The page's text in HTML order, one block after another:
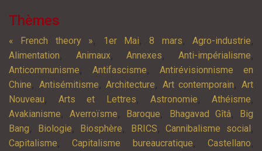
Thèmes
« French theory », 1er Mai,8 mars, Agro-industrie,
Alimentation, Animaux,Annexes,Anti-impérialisme,
Anticommunisme, Antifascisme, Antirévisionnisme en
Chine, Antisémitisme,Architecture, Art contemporain,Art
Nouveau,Arts et Lettres, Astronomie,Athéisme,
Avakianisme,Averroïsme, Baroque, Bhagavad Gîtâ,
Big
Bang, Biologie, Biosphère, BRICS,Cannibalisme social ,
Capitalisme,Capitalisme bureaucratique,Castellano,